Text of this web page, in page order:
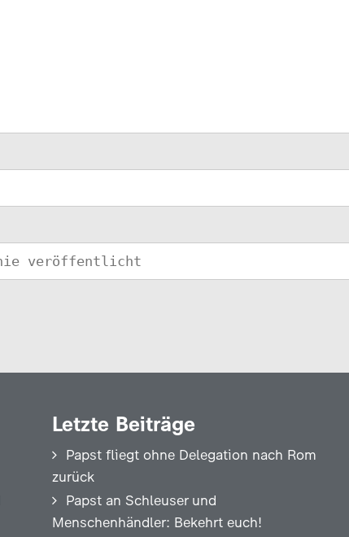
Letzte Beiträge
Papst fliegt ohne Delegation nach Rom
zurück
Papst an Schleuser und
Menschenhändler: Bekehrt euch!